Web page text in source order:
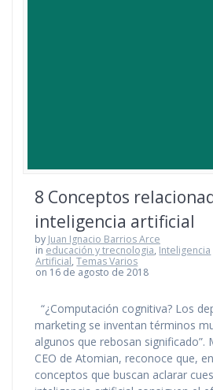
8 Conceptos
inteligencia artificial
by Juan Ignacio Barrios Arce
in educación y trecnologia, Inteligencia
Artificial,Temas Varios
on 16 de agosto de 2018
“¿Computación cognitiva? Los
marketing se inventan términos
algunos que rebosan significado”.
CEO de Atomian, reconoce que,
conceptos que buscan aclarar